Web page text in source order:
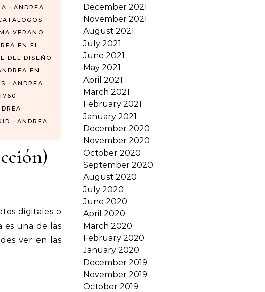
- ANDREA
VERANO
EN EL
DEL DISEÑO
EN
- ANDREA
- ANDREA
es una de las
ver en las
December 2021
November 2021
August 2021
July 2021
June 2021
May 2021
April 2021
March 2021
February 2021
January 2021
December 2020
November 2020
October 2020
September 2020
August 2020
July 2020
June 2020
April 2020
March 2020
February 2020
January 2020
December 2019
November 2019
October 2019